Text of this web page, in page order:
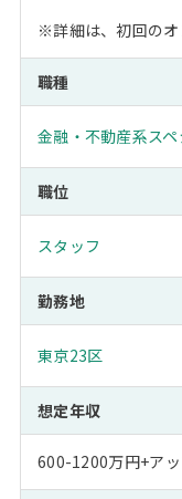
※詳細は、初回のオ
職種
金融・不動産系ス
職位
スタッフ
勤務地
東京23区
想定年収
600-1200万円+ア